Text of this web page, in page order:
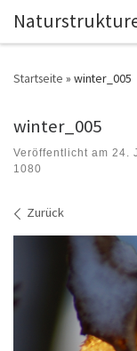
Zum Inhalt springen
Startseite » winter_005
winter_005
Veröffentlicht am 24.
1080
Bilder Navigation
Zurück